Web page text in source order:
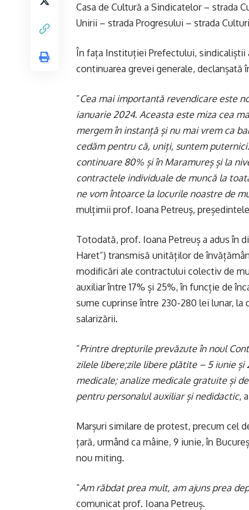
Casa de Cultură a Sindicatelor – strada
Unirii – strada Progresului – strada
În fața Instituției Prefectului, sindicaliștii
continuarea grevei generale, declanșată
”Cea mai importantă revendicare este
ianuarie 2024. Aceasta este miza cea
mergem în instanță și nu mai vrem ca
cedăm pentru că, uniți, suntem
continuare 80% și în Maramureș și la
contractele individuale de muncă la
ne vom întoarce la locurile noastre de
mulțimii prof. Ioana Petreuș,
Totodată, prof. Ioana Petreuș a adus în
Haret”) transmisă unităților de
modificări ale contractului colectiv de
auxiliar între 17% și 25%, în funcție de
sume cuprinse între 230-280 lei lunar, la
salarizării.
”Printre drepturile prevăzute în noul
zilele libere;zile libere plătite – 5 iunie
medicale; analize medicale gratuite și
pentru personalul auxiliar și nedidactic,
Marșuri similare de protest, precum cel
țară, urmând ca mâine, 9 iunie, în
nou miting.
”Am răbdat prea mult, am ajuns prea
comunicat prof. Ioana Petreuș.